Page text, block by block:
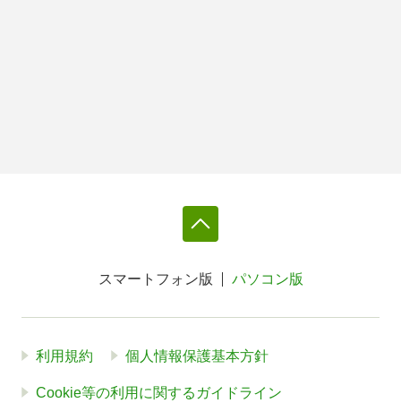
スマートフォン版 パソコン版
利用規約 個人情報保護基本方針
Cookie等の利用に関するガイドライン